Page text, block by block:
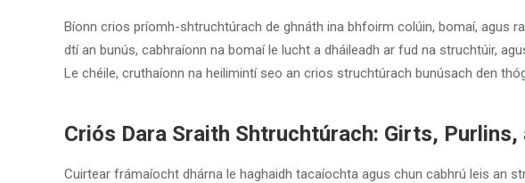
Bíonn crios príomh-shtruchtúrach de ghnáth ina bhfoirm colúin, bomaí, agus
dtí an bunús, cabhraíonn na bomaí le lucht a dháileadh ar fud na struchtúir,
Le chéile, cruthaíonn na heilimintí seo an crios struchtúrach bunúsach den
Criós Dara Sraith Shtruchtúrach: Girts, Purlins,
Cuirtear frámaíocht dhárna le haghaidh tacaíochta agus chun cabhrú leis an